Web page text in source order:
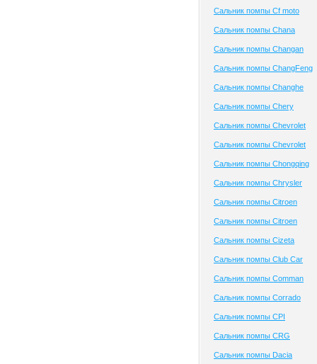
Сальник помпы Cf moto
Сальник помпы Chana
Сальник помпы Changan
Сальник помпы ChangFeng
Сальник помпы Changhe
Сальник помпы Chery
Сальник помпы Chevrolet
Сальник помпы Chevrolet
Сальник помпы Chongqing
Сальник помпы Chrysler
Сальник помпы Citroen
Сальник помпы Citroen
Сальник помпы Cizeta
Сальник помпы Club Сar
Сальник помпы Comman
Сальник помпы Corrado
Сальник помпы CPI
Сальник помпы CRG
Сальник помпы Dacia